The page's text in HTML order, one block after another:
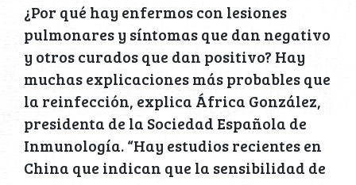
¿Por qué hay enfermos con lesiones
pulmonares y síntomas que dan negativo
y otros curados que dan positivo? Hay
muchas explicaciones más probables que
la reinfección, explica África González,
presidenta de la Sociedad Española de
Inmunología. “Hay estudios recientes en
China que indican que la sensibilidad de